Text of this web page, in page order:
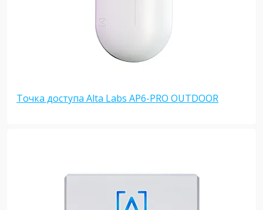
Точка доступа Alta Labs AP6-PRO OUTDOOR